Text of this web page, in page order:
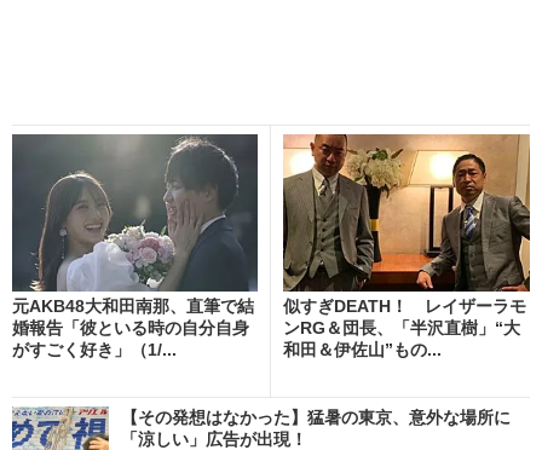
元AKB48大和田南那、直筆で結
婚報告「彼といる時の自分自身
がすごく好き」（1/...
似すぎDEATH！ レイザーラモ
ンRG＆団長、「半沢直樹」“大
和田＆伊佐山”もの...
【その発想はなかった】猛暑の東京、意外な場所に
「涼しい」広告が出現！